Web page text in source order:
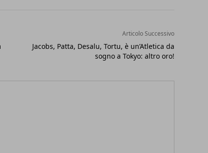
Articolo Successivo
Jacobs, Patta, Desalu, Tortu, è un’Atletica da
sogno a Tokyo: altro oro!